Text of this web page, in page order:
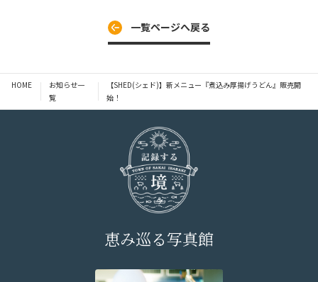
一覧ページへ戻る
HOME
お知らせ一
覧
【SHED(シェド)】新メニュー『煮込み厚揚げうどん』販売開
始！
恵み巡る写真館